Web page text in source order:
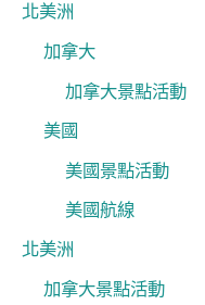
北美洲
加拿大
加拿大景點活動
美國
美國景點活動
美國航線
北美洲
加拿大景點活動